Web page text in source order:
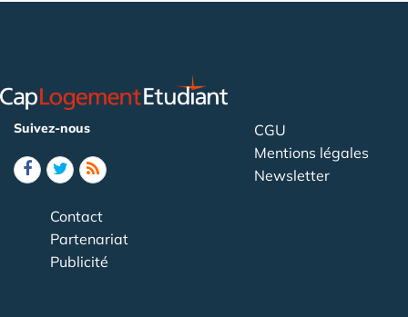
Suivez-nous
CGU
Mentions légales
Newsletter
Contact
Partenariat
Publicité